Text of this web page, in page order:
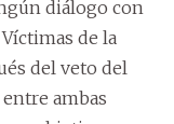
diálogo con
de la
del veto del
ambas